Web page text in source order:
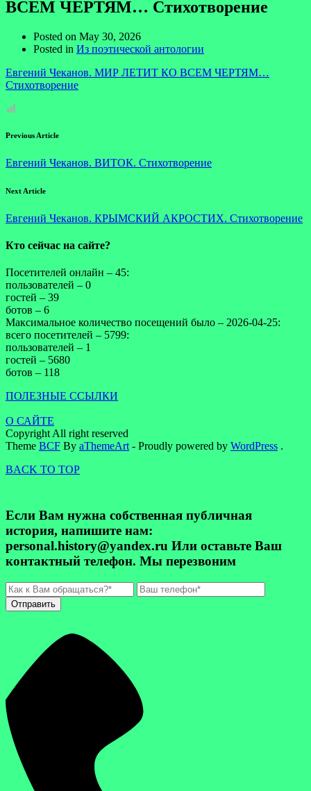
ВСЕМ ЧЕРТЯМ… Стихотворение
Posted on May 30, 2026
Posted in Из поэтической антологии
Евгений Чеканов. МИР ЛЕТИТ КО ВСЕМ ЧЕРТЯМ…
Стихотворение
Previous Article
Евгений Чеканов. ВИТОК. Стихотворение
Next Article
Евгений Чеканов. КРЫМСКИЙ АКРОСТИХ. Стихотворение
Кто сейчас на сайте?
Посетителей онлайн – 45:
пользователей – 0
гостей – 39
ботов – 6
Максимальное количество посещений было – 2026-04-25:
всего посетителей – 5799:
пользователей – 1
гостей – 5680
ботов – 118
ПОЛЕЗНЫЕ ССЫЛКИ
О САЙТЕ
Copyright All right reserved
Theme BCF By aThemeArt - Proudly powered by WordPress .
BACK TO TOP
Если Вам нужна собственная публичная
история, напишите нам:
personal.history@yandex.ru Или оставьте Ваш
контактный телефон. Мы перезвоним
Отправить